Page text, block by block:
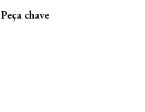
Peça chave